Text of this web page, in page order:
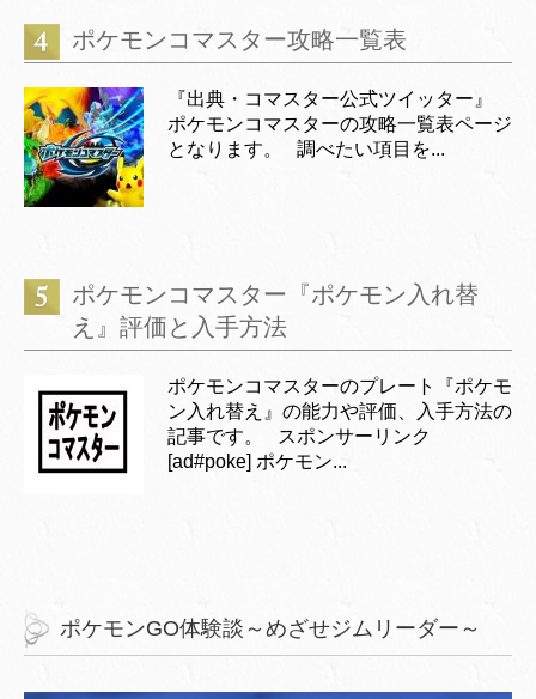
ポケモンコマスター攻略一覧表
『出典・コマスター公式ツイッター』
ポケモンコマスターの攻略一覧表ページ
となります。 調べたい項目を...
ポケモンコマスター『ポケモン入れ替
え』評価と入手方法
ポケモンコマスターのプレート『ポケモ
ン入れ替え』の能力や評価、入手方法の
記事です。 スポンサーリンク
[ad#poke] ポケモン...
ポケモンGO体験談～めざせジムリーダー～